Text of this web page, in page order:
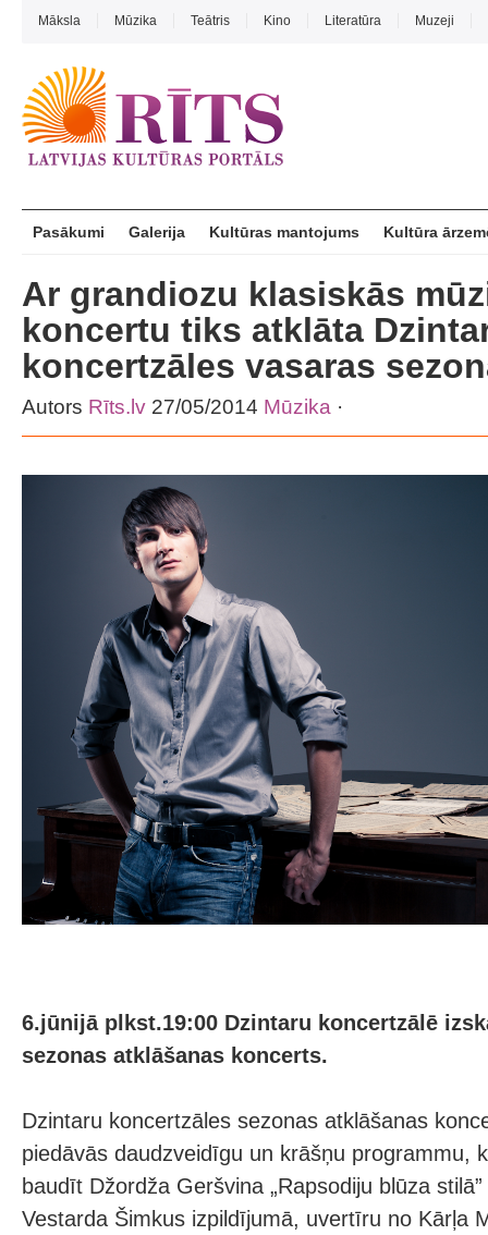
Māksla Mūzika Teātris Kino Literatūra Muzeji
Pasākumi Galerija Kultūras mantojums Kultūra
Ar grandiozu klasiskās
koncertu tiks atklāta
koncertzāles vasaras
Autors Rīts.lv 27/05/2014 Mūzika ·
6.jūnijā plkst.19:00 Dzintaru koncertzālē
sezonas atklāšanas koncerts.
Dzintaru koncertzāles sezonas atklāšanas
piedāvās daudzveidīgu un krāšņu programmu,
baudīt Džordža Geršvina „Rapsodiju blūza
Vestarda Šimkus izpildījumā, uvertīru no Kārļa